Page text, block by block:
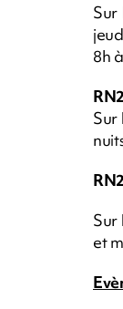
Sur
8h
Sur
Sur
et